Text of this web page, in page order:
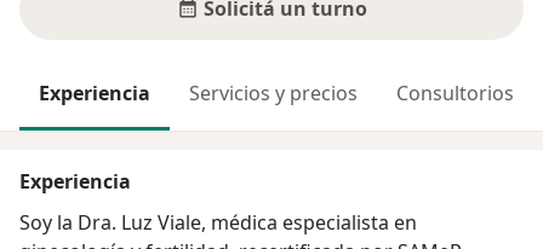
Solicitá un turno
Experiencia Servicios y precios Consultorios
Experiencia
Soy la Dra. Luz Viale, médica especialista en